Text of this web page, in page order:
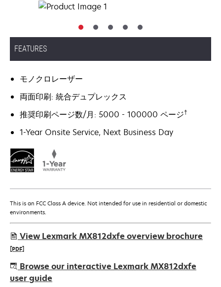
FEATURES
モノクロレーザー
両面印刷: 統合デュプレックス
推奨印刷ページ数/月: 5000 - 100000 ページ†
1-Year Onsite Service, Next Business Day
This is an FCC Class A device. Not intended for use in residential or domestic
environments.
View Lexmark MX812dxfe overview brochure
[PDF]
新
し
Browse our interactive Lexmark MX812dxfe
user guide